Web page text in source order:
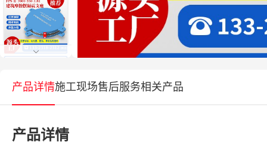
产品详情施工现场售后服务相关产品
产品详情